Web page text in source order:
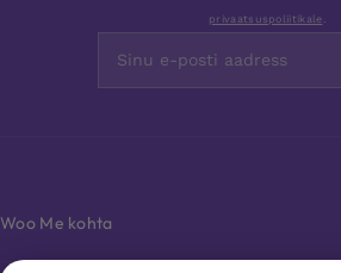
privaatsuspoliitikale
Woo Me kohta